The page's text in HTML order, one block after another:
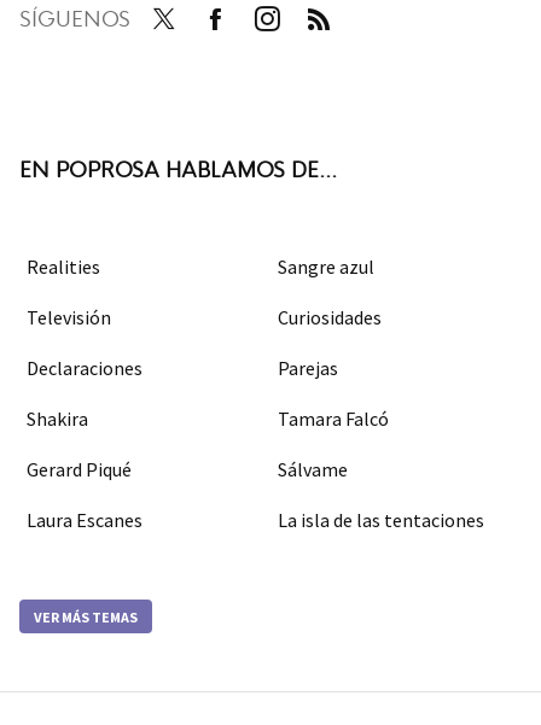
SÍGUENOS
EN POPROSA HABLAMOS DE...
Realities Sangre azul
Televisión Curiosidades
Declaraciones Parejas
Shakira Tamara Falcó
Gerard Piqué Sálvame
Laura Escanes La isla de las tentaciones
VER MÁS TEMAS